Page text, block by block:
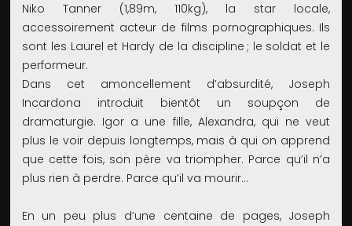
Niko Tanner (1,89m, 110kg), la star locale,
accessoirement acteur de films pornographiques. Ils
sont les Laurel et Hardy de la discipline ; le soldat et le
performeur.
Dans cet amoncellement d’absurdité, Joseph
Incardona introduit bientôt un soupçon de
dramaturgie. Igor a une fille, Alexandra, qui ne veut
plus le voir depuis longtemps, mais à qui on apprend
que cette fois, son père va triompher. Parce qu’il n’a
plus rien à perdre. Parce qu’il va mourir…
En un peu plus d’une centaine de pages, Joseph